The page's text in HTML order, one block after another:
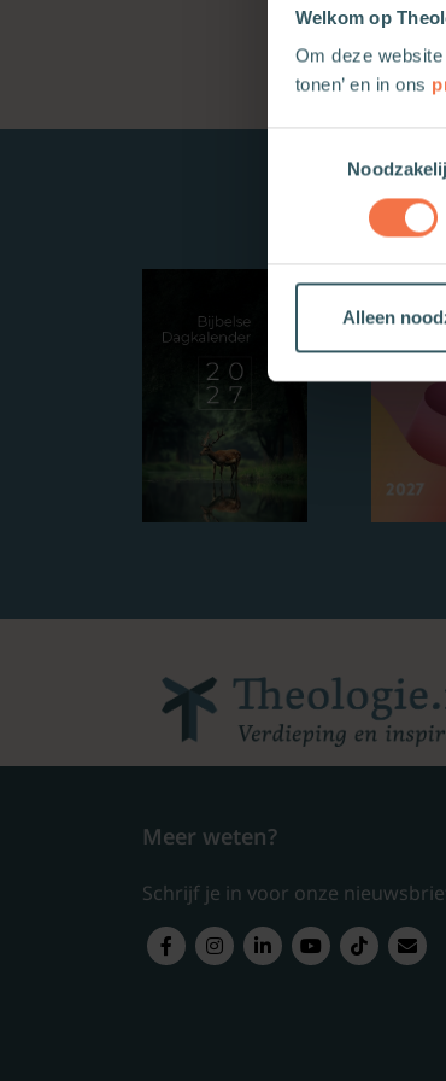
Welkom op
Om deze
tonen’ en in ons
Alleen
Meer weten?
Schrijf je in voor onze